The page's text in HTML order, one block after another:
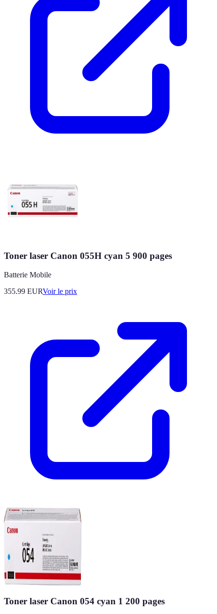
Toner laser Canon 055H cyan 5 900 pages
Batterie Mobile
355.99 EURVoir le prix
Toner laser Canon 054 cyan 1 200 pages